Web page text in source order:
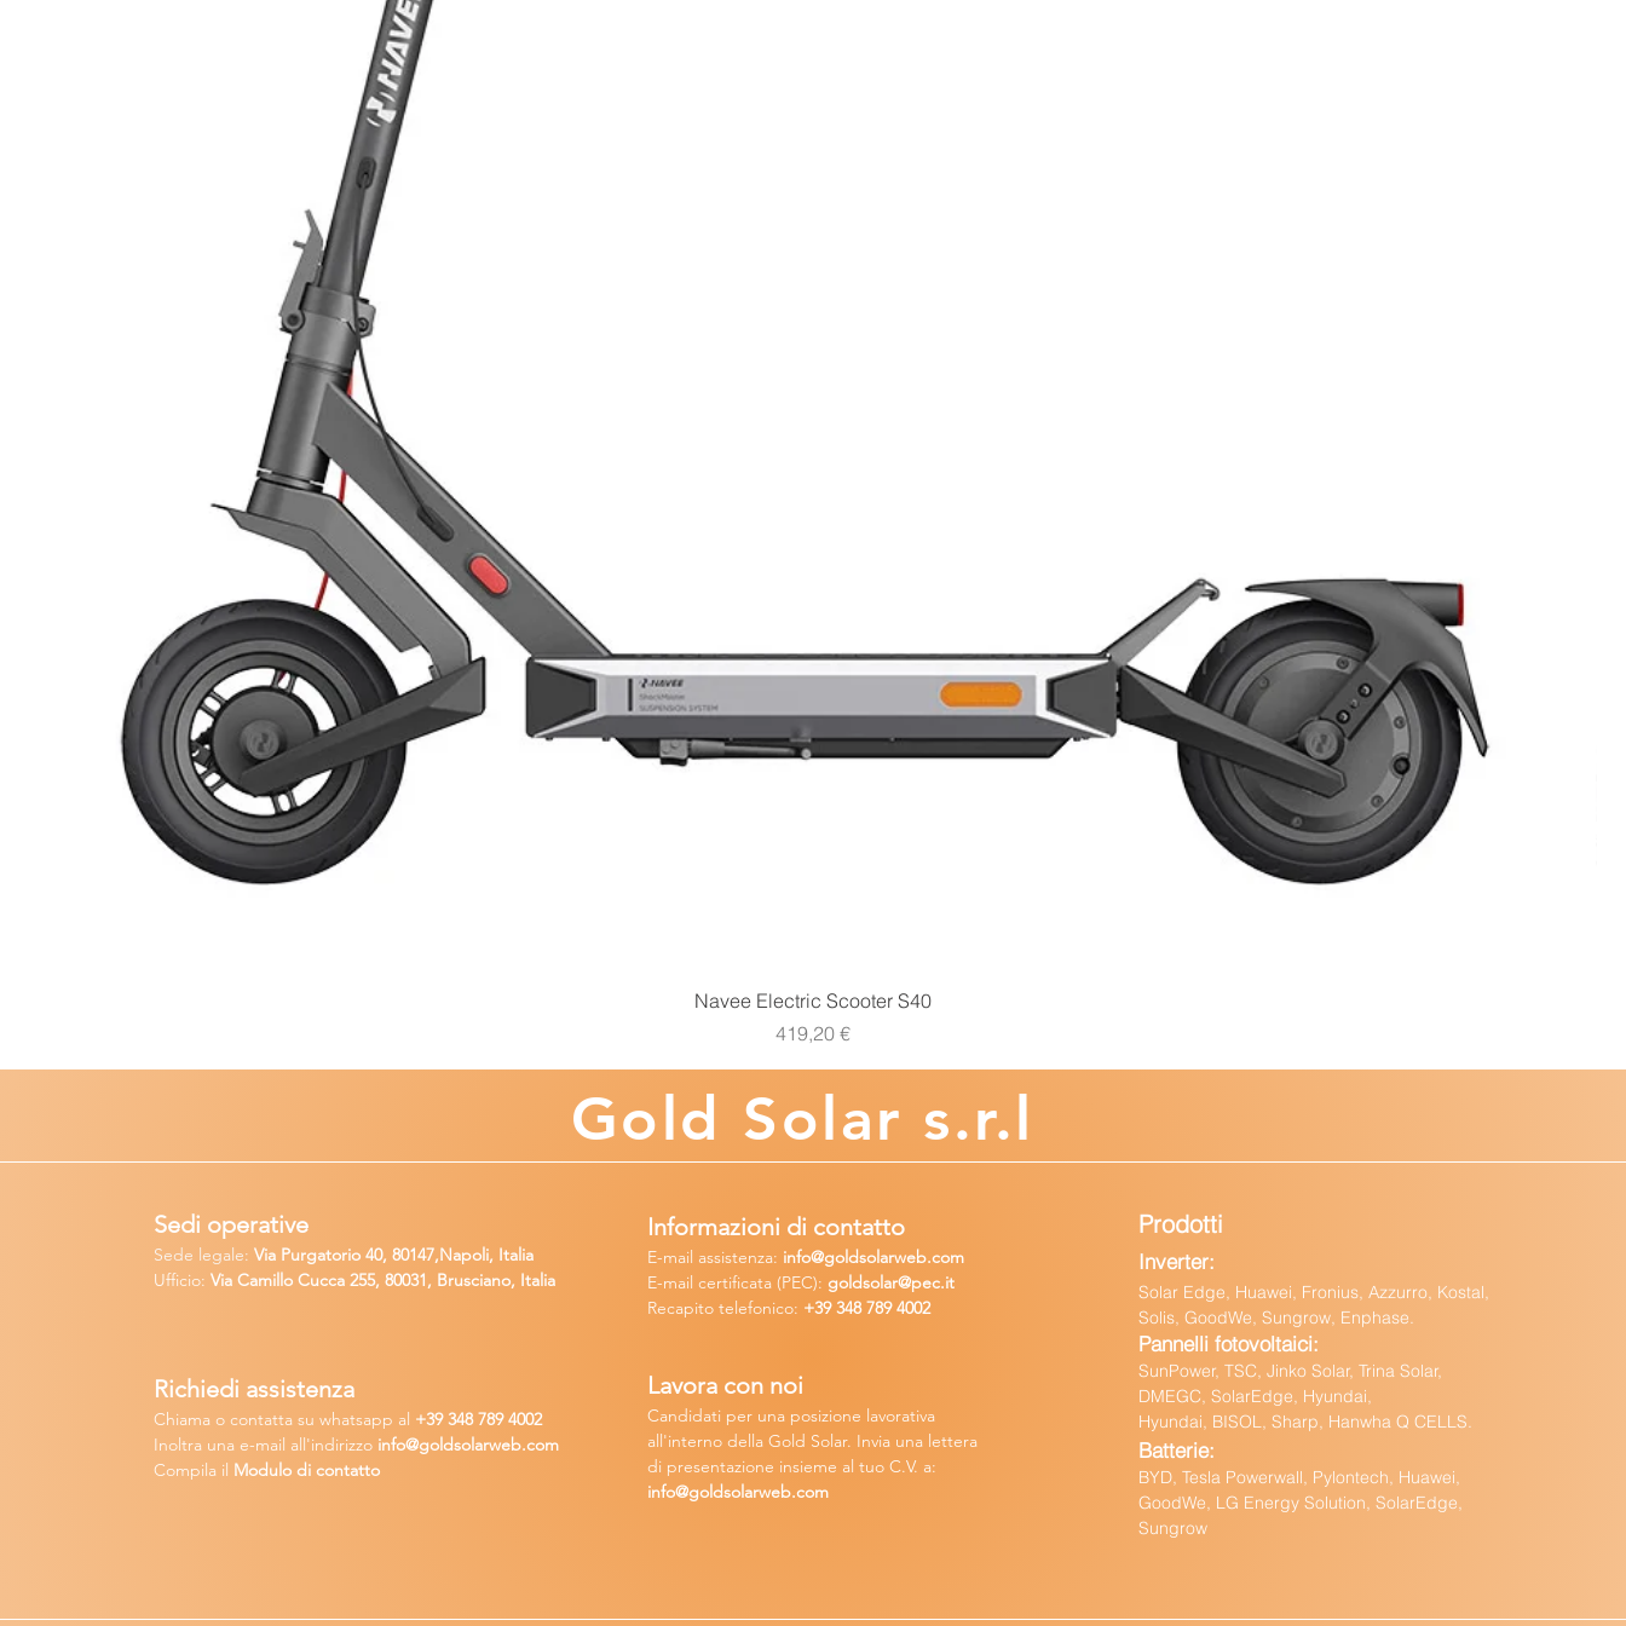
ambienti domestici in completa sicurezza e silenziosamente, grazie alla mancanza
di ventole o parti meccaniche in movimento.
La nuova interfaccia Led SIRIO è stata progettata per un uso pratico ed intuitivo del
Convettore.
1 Display LCD - 2 Impostazione modalità - 3 Impostazione funzioni - 4 Frecce su /
giù - 5 Stand-by
SIRIO è dotato di un termostato digitale regolabile che consente di controllare la
temperatura ambiente con una precisione di 0,5°C.
Scegli tra 5 modalità di Riscaldamento
Eco - 3,5 ° C e modalità Antigelo.
Inoltre, grazie alla Programmazione Giornaliera e Settimanale della temperatura, e
al sensore di Rilevamento finestra aperta, SIRIO ti consente di adattare il suo
funzionamento alla tua routine quotidiana, riducendo ancora di più i consumi
energetici.
Grazie a queste funzioni SIRIO è un prodotto ecodesign 2018 compatibile.
I termoconvettori a basso consumo SIRIO possono essere installati anche in
ambienti umidi come il vostro bagno, grazie allo speciale grado di protezione
contro gli spruzzi d'acqua IP24, Classe II.
Vista rapida
Navee Electric Scooter S40
Prezzo
419,20 €
Gold Solar s.r.l
Sedi operative
Sede legale:Via Purgatorio 40, 80147,Napoli, Italia
Ufficio:Via Camillo Cucca 255, 80031, Brusciano, Italia
Richiedi assistenza
Chiama o contatta su whatsapp al +39 348 789 4002
Inoltra una e-mail all'indirizzo info@goldsolarweb.com
Compila il Modulo di contatto
Lavora con noi
Candidati per una posizione lavorativa
all'interno della Gold Solar. Invia una lettera
di presentazione insieme al tuo C.V. a:
info@goldsolarweb.com
Informazioni di contatto
E-mail assistenza: info@goldsolarweb.com
E-mail certificata (PEC): goldsolar@pec.it
Recapito telefonico: +39 348789 4002
Prodotti
Inverter:
Solar Edge, Huawei, Fronius, Azzurro, Kostal,
Solis, GoodWe, Sungrow, Enphase.
Pannelli fotovoltaici:
SunPower, TSC, Jinko Solar, Trina Solar,
DMEGC, SolarEdge, Hyundai,
Hyundai, BISOL, Sharp, Hanwha Q CELLS.
Batterie:
BYD, Tesla Powerwall, Pylontech, Huawei,
GoodWe, LG Energy Solution, SolarEdge,
Sungrow